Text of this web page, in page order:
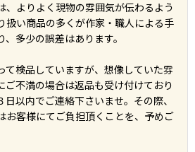
、よりよく現物の雰囲気が伝わるよう
扱い商品の多くが作家・職人による手
多少の誤差はあります。
て検品していますが、想像していた雰
ご不満の場合は返品も受け付けており
以内でご連絡下さいませ。その際、
お客様にてご負担頂くことを、予めご